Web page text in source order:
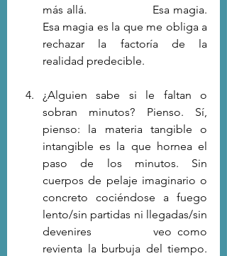
más allá.                    Esa magia.
Esa magia es la que me obliga a
rechazar la factoría de la
realidad predecible.
¿Alguien sabe si le faltan o
sobran minutos? Pienso. Sí,
pienso: la materia tangible o
intangible es la que hornea el
paso de los minutos. Sin
cuerpos de pelaje imaginario o
concreto cociéndose a fuego
lento/sin partidas ni llegadas/sin
devenires           veo como
revienta la burbuja del tiempo.